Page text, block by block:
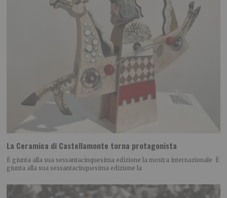
La Ceramica di Castellamonte torna protagonista
È giunta alla sua sessantacinquesima edizione la mostra internazionale È
giunta alla sua sessantacinquesima edizione la